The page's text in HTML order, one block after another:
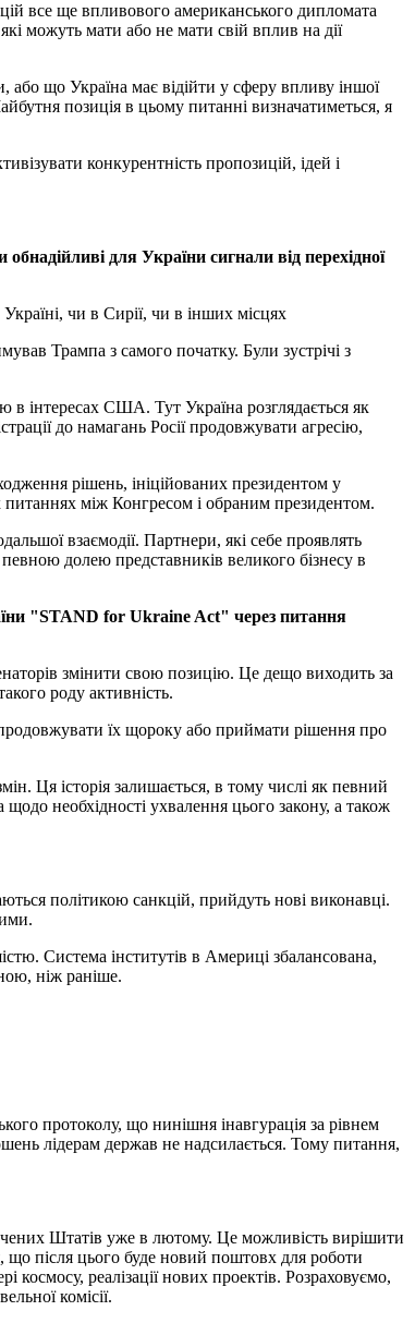
все ще впливового американського дипломата
можуть мати або не мати свій вплив на дії
або що Україна має відійти у сферу впливу іншої
позиція в цьому питанні визначатиметься, я
конкурентність пропозицій, ідей і
для України сигнали від перехідної
чи в Сирії, чи в інших місцях
Трампа з самого початку. Були зустрічі з
інтересах США. Тут Україна розглядається як
до намагань Росії продовжувати агресію,
рішень, ініційованих президентом у
питаннях між Конгресом і обраним президентом.
взаємодії. Партнери, які себе проявлять
долею представників великого бізнесу в
"STAND for Ukraine Act" через питання
змінити свою позицію. Це дещо виходить за
роду активність.
їх щороку або приймати рішення про
Ця історія залишається, в тому числі як певний
необхідності ухвалення цього закону, а також
політикою санкцій, прийдуть нові виконавці.
Система інститутів в Америці збалансована,
ніж раніше.
протоколу, що нинішня інавгурація за рівнем
лідерам держав не надсилається. Тому питання,
Штатів уже в лютому. Це можливість вирішити
що після цього буде новий поштовх для роботи
космосу, реалізації нових проектів. Розраховуємо,
комісії.